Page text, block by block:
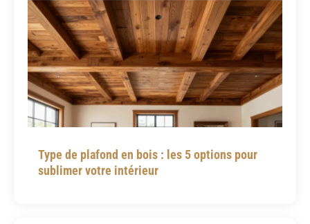
Type de plafond en bois : les 5 options pour
sublimer votre intérieur